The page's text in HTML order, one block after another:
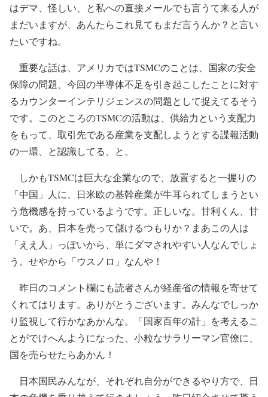
はデマ、怪しい、と私への直接メールでも言うて来る人が
まだいますが、あんたらこれ見てもまだ言うんか？と言い
たいですね。
重要な話は、アメリカではTSMCのことは、国家の安全
保障の問題、今回の半導体不足を引き起こしたことに対す
るカウンターインテリジェンスの問題として捉えてるそう
です。このところのTSMCの活動は、供給力という支配力
をもって、取引先である産業を支配しようとする諜報活動
の一環、と認識してる、と。
しかもTSMCは巨大な企業なので、放置すると一握りの
「中国」人に、日米欧の基幹産業が牛耳られてしまうとい
う危機感を持っているようです。正しいな。甘利くん、甘
いで。あ、日本を売って儲けるつもりか？まあこの人は
「ええ人」っぽいから、単にダマされやすい人なんでしょ
う。せやから「ウスノロ」なんや！
昨日のコメント欄にも読者さんが経産省の情報を寄せて
くれてはります。ありがとうございます。みんなでしっか
り監視して行かなあかんな。「国家百年の計」を考えるこ
とがでけへんようになった、小粒なサラリーマン官僚に、
国を売らせたらあかん！
日本国民みんなが、それぞれ自分ができるやり方で、日